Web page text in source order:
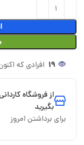
19 افرادی که
از فروشگاه
بگیرید
برای برداشتن امروز